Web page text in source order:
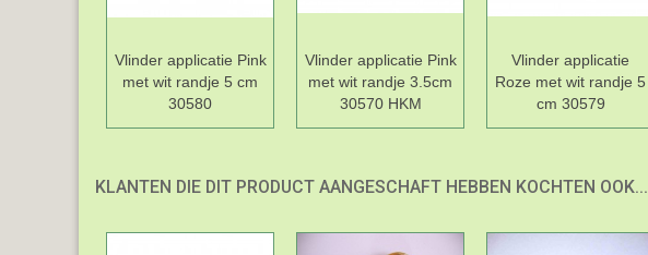
Vlinder applicatie Pink
met wit randje 5 cm
30580
Vlinder applicatie Pink
met wit randje 3.5cm
30570 HKM
Vlinder applicatie
Roze met wit randje 5
cm 30579
KLANTEN DIE DIT PRODUCT AANGESCHAFT HEBBEN KOCHTEN OOK...